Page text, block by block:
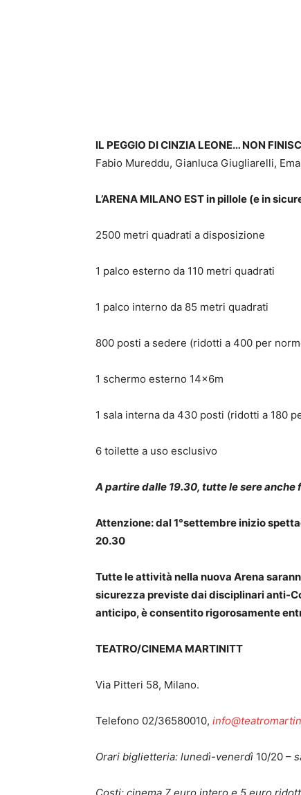
IL PEGGIO DI CINZIA LEONE… NON
Fabio Mureddu, Gianluca Giugliarelli,
L’ARENA MILANO EST in pillole (e in
2500 metri quadrati a disposizione
1 palco esterno da 110 metri quadrati
1 palco interno da 85 metri quadrati
800 posti a sedere (ridotti a 400 per
1 schermo esterno 14x6m
1 sala interna da 430 posti (ridotti a 180
6 toilette a uso esclusivo
A partire dalle 19.30, tutte le sere
Attenzione: dal 1°settembre inizio
20.30
Tutte le attività nella nuova Arena
sicurezza previste dai disciplinari anti-
anticipo, è consentito rigorosamente
TEATRO/CINEMA MARTINITT
Via Pitteri 58, Milano.
Telefono 02/36580010,
Orari biglietteria: lunedì-venerdì 10/20 –